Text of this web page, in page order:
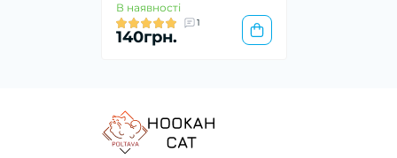
В наявності
1
140грн.